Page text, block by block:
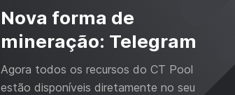
Nova forma de
mineração: Telegram
Agora todos os recursos do CT Pool
estão disponíveis diretamente no seu